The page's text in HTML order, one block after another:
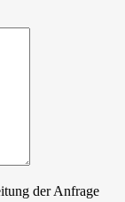
der Anfrage